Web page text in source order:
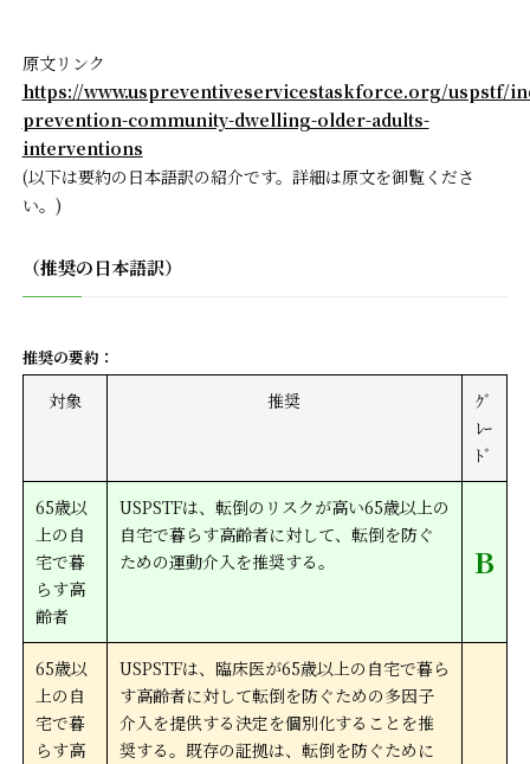
原文リンク
https://www.uspreventiveservicestaskforce.org/uspstf/
prevention-community-dwelling-older-adults-
interventions
(以下は要約の日本語訳の紹介です。詳細は原文を御覧くださ
い。)
（推奨の日本語訳）
推奨の要約：
対象 推奨
ｸﾞ
ﾚｰ
ﾄﾞ
65歳以
上の自
宅で暮
らす高
齢者
USPSTFは、転倒のリスクが高い65歳以上の
自宅で暮らす高齢者に対して、転倒を防ぐ
ための運動介入を推奨する。
B
65歳以
上の自
宅で暮
らす高
USPSTFは、臨床医が65歳以上の自宅で暮ら
す高齢者に対して転倒を防ぐための多因子
介入を提供する決定を個別化することを推
奨する。既存の証拠は、転倒を防ぐために